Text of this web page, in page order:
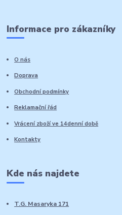
Informace pro zákazníky
O nás
Doprava
Obchodní podmínky
Reklamační řád
Vrácení zboží ve 14denní době
Kontakty
Kde nás najdete
T.G. Masaryka 171